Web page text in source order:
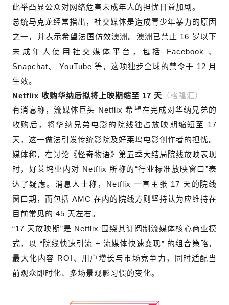
此举凸显公众对网络危害未成年人的担忧日益加剧。
总统马克龙经常指出，社交媒体是造成青少年暴力的原因
之一，并表示希望法国仿效澳洲。澳洲已禁止 16 岁以下
未成年人使用社交媒体平台，包括 Facebook 、
Snapchat、 YouTube 等，这项独步全球的禁令于 12 月
生效。
Netflix 收购华纳后拟将上映期缩至 17 天
（格隆汇）
有消息称，流媒体巨头 Netflix 希望在完成对华纳兄弟的
收购后，将华纳兄弟电影的院线独占放映期缩短至 17
天，这一做法引发传统影院及好莱坞电影创作者的担忧。
媒体称，在讨论《怪奇物语》第五季大结局院线放映表现
时，好莱坞业内对 Netflix 所称的“行业标准放映窗口”表
达了疑虑。消息人士称，Netflix 一直主张 17 天的院线
窗口期，而包括 AMC 在内的院线方则坚持认为应维持在
目前常见的 45 天左右。
“17 天放映期”是 Netflix 围绕其订阅制流媒体核心商业模
式，以 “院线快速引流 + 流媒体快速变现” 的组合策略，
最大化内容 ROI、用户增长与市场竞争力，同时适配当
前观众即时化、多场景观影习惯的变化。